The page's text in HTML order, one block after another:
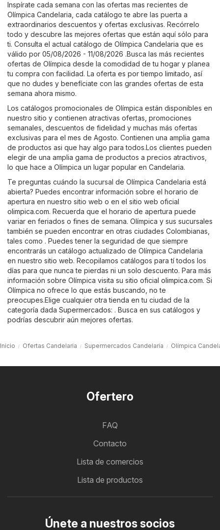
Inspírate cada semana con las ofertas mas recientes de
Olímpica Candelaria, cada catálogo te abre las puerta a
extraordinarios descuentos y ofertas exclusivas. Recórrelo
todo y descubre las mejores ofertas que están aquí sólo para
ti. Consulta el actual catálogo de Olímpica Candelaria que es
válido por 05/08/2026 - 11/08/2026 .Busca las más recientes
ofertas de Olímpica desde la comodidad de tu hogar y planea
tu compra con facilidad. La oferta es por tiempo limitado, así
que no dudes y benefíciate con las grandes ofertas de esta
semana ahora mismo.
Los catálogos promocionales de Olímpica están disponibles en
nuestro sitio y contienen atractivas ofertas, promociones
semanales, descuentos de fidelidad y muchas más ofertas
exclusivas para el mes de Agosto. Contienen una amplia gama
de productos asi que hay algo para todos.Los clientes pueden
elegir de una amplia gama de productos a precios atractivos,
lo que hace a Olímpica un lugar popular en Candelaria.
Te preguntas cuándo la sucursal de Olímpica Candelaria está
abierta? Puedes encontrar información sobre el horario de
apertura en nuestro sitio web o en el sitio web oficial
olimpica.com. Recuerda que el horario de apertura puede
variar en feriados o fines de semana. Olímpica y sus sucursales
también se pueden encontrar en otras ciudades Colombianas,
tales como . Puedes tener la seguridad de que siempre
encontrarás un catálogo actualizado de Olímpica Candelaria
en nuestro sitio web. Recopilamos catálogos para tí todos los
días para que nunca te pierdas ni un solo descuento. Para más
información sobre Olímpica visita su sitio oficial olimpica.com. Si
Olímpica no ofrece lo que estás buscando, no te
preocupes.Elige cualquier otra tienda en tu ciudad de la
categoría dada Supermercados: . Busca en sus catálogos y
podrías descubrir aún mejores ofertas.
Inicio Ofertas Candelaria Supermercados Candelaria Olímpica
Ofertero
FAQ
Contacto
Lista de comercios
Lista de productos
Únete a nuestros socios